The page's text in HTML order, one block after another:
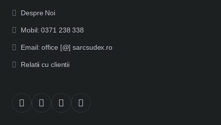
Despre Noi
Mobil: 0371 238 338
Email: office [@] sarcsudex.ro
Relatii cu clientii